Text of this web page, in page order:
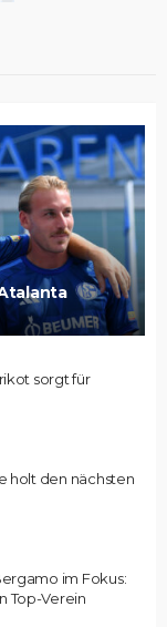
sorgt für
holt den nächsten
im Fokus:
Top-Verein